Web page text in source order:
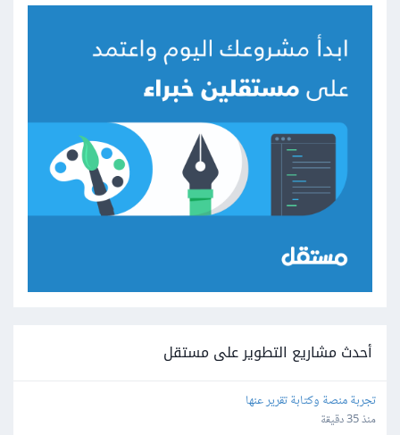
أحدث مشاريع التطوير على مستقل
تجربة منصة وكتابة تقرير عنها
منذ 35 دقيقة